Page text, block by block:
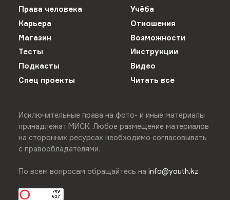
Права человека
Учёба
Карьера
Отношения
Магазин
Возможности
Тесты
Инструкции
Подкасты
Видео
Спец проекты
Читать все
Исключительные права на фото- и иные материалы
принадлежат МИСК. Любое размещение материалов
на сторонних ресурсах необходимо согласовывать
с правообладателями.
По всем вопросам обращайтесь на info@youth.kz